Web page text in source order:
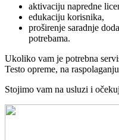
aktivaciju napredne
edukaciju korisnika,
proširenje saradnje
potrebama.
Ukoliko vam je potrebna
Testo opreme, na
Stojimo vam na usluzi i